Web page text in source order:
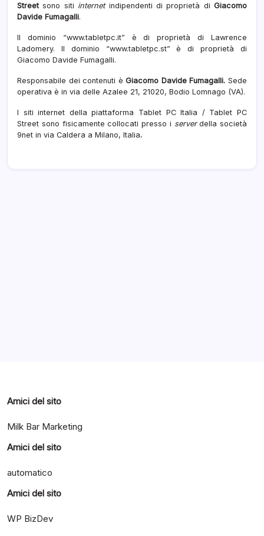
Street sono siti internetindipendenti di proprietà di Giacomo
Davide Fumagalli.
Il dominio “www.tabletpc.it” è di proprietà di Lawrence
Ladomery. Il dominio “www.tabletpc.st” è di proprietà di
Giacomo Davide Fumagalli.
Responsabile dei contenuti èGiacomo Davide Fumagalli.Sede
operativa è in via delle Azalee 21, 21020, Bodio Lomnago (VA).
I siti internet della piattaforma Tablet PC Italia / Tablet PC
Street sono fisicamente collocati presso i serverdella società
9net in via Caldera a Milano, Italia.
Amici del sito
Milk Bar Marketing
Amici del sito
automatico
Amici del sito
WP BizDev